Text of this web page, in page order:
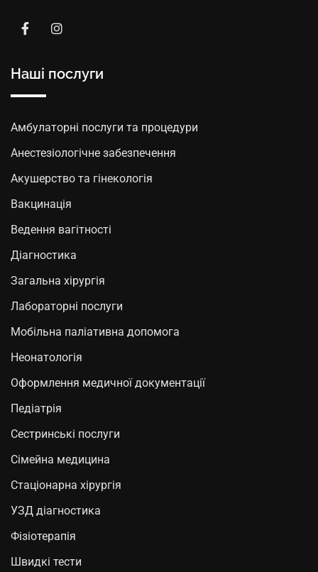
Наші послуги
Амбулаторні послуги та процедури
Анестезіологічне забезпечення
Акушерство та гінекологія
Вакцинація
Ведення вагітності
Діагностика
Загальна хірургія
Лабораторні послуги
Мобільна паліативна допомога
Неонатологія
Оформлення медичної документації
Педіатрія
Сестринські послуги
Сімейна медицина
Стаціонарна хірургія
УЗД діагностика
Фізіотерапія
Швидкі тести